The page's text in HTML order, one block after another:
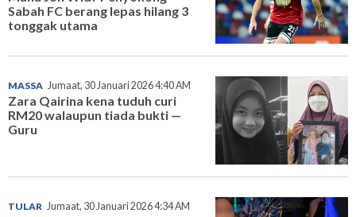
Sabah FC berang lepas hilang 3
tonggak utama
MASSA Jumaat, 30 Januari 2026 4:40 AM
Zara Qairina kena tuduh curi
RM20 walaupun tiada bukti —
Guru
TULAR Jumaat, 30 Januari 2026 4:34 AM